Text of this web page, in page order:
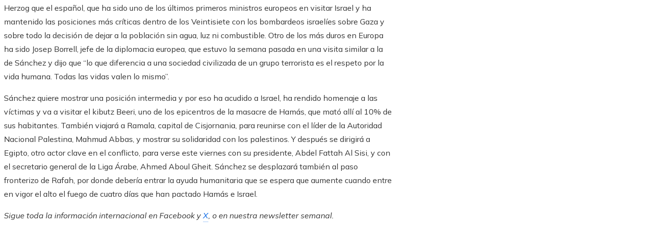
Herzog que el español, que ha sido uno de los últimos primeros ministros europeos en visitar Israel y ha
mantenido las posiciones más críticas dentro de los Veintisiete con los bombardeos israelíes sobre Gaza y
sobre todo la decisión de dejar a la población sin agua, luz ni combustible. Otro de los más duros en Europa
ha sido Josep Borrell, jefe de la diplomacia europea, que estuvo la semana pasada en una visita similar a la
de Sánchez y dijo que “lo que diferencia a una sociedad civilizada de un grupo terrorista es el respeto por la
vida humana. Todas las vidas valen lo mismo”.
Sánchez quiere mostrar una posición intermedia y por eso ha acudido a Israel, ha rendido homenaje a las
víctimas y va a visitar el kibutz Beeri, uno de los epicentros de la masacre de Hamás, que mató allí al 10% de
sus habitantes. También viajará a Ramala, capital de Cisjornania, para reunirse con el líder de la Autoridad
Nacional Palestina, Mahmud Abbas, y mostrar su solidaridad con los palestinos. Y después se dirigirá a
Egipto, otro actor clave en el conflicto, para verse este viernes con su presidente, Abdel Fattah Al Sisi, y con
el secretario general de la Liga Árabe, Ahmed Aboul Gheit. Sánchez se desplazará también al paso
fronterizo de Rafah, por donde debería entrar la ayuda humanitaria que se espera que aumente cuando entre
en vigor el alto el fuego de cuatro días que han pactado Hamás e Israel.
Sigue toda la información internacional en FacebookyX, o en nuestra newsletter semanal.